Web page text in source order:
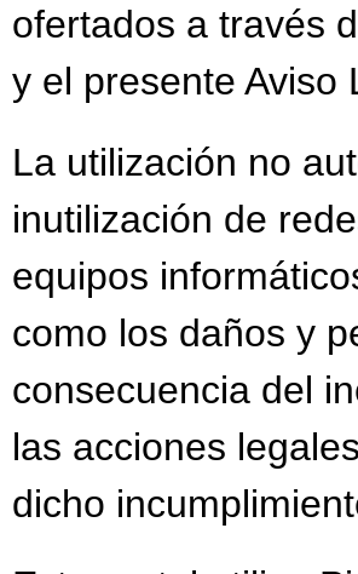
ofertados a través
y el presente Aviso
La utilización no
inutilización de
equipos
como los daños y
consecuencia del
las acciones
dicho